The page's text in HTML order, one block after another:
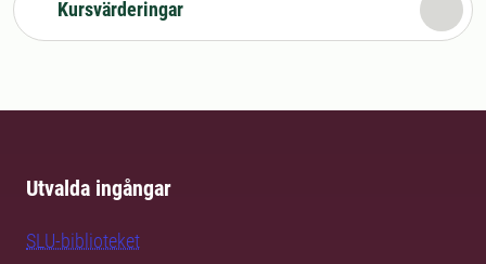
Kursvärderingar
Utvalda ingångar
SLU-biblioteket